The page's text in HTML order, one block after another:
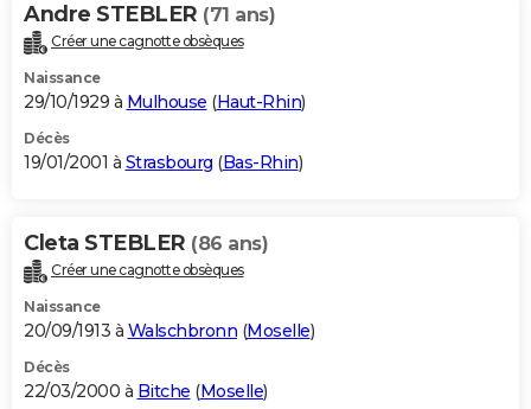
Andre STEBLER (71 ans)
Créer une cagnotte obsèques
Naissance
29/10/1929 à Mulhouse (Haut-Rhin)
Décès
19/01/2001 à Strasbourg (Bas-Rhin)
Cleta STEBLER (86 ans)
Créer une cagnotte obsèques
Naissance
20/09/1913 à Walschbronn (Moselle)
Décès
22/03/2000 à Bitche (Moselle)